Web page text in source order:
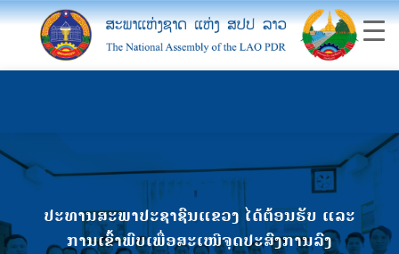
ປະທານສະພາປະຊາຊົນແຂວງ ໄດ້ຕ້ອນຮັບ ແລະ
ການເຂົ້າພົບເພື່ອສະເໜີຈຸດປະສົງການລົງ